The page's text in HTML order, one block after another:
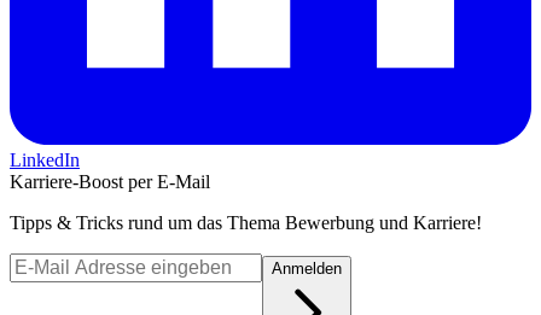
LinkedIn
Karriere-Boost per E-Mail
Tipps & Tricks rund um das Thema Bewerbung und Karriere!
Anmelden